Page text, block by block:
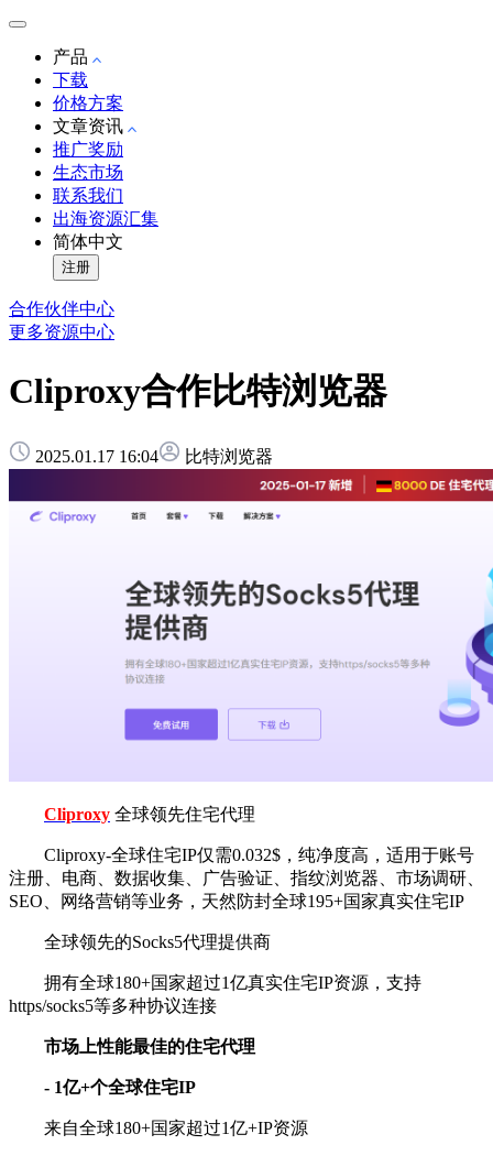
产品
下载
价格方案
文章资讯
推广奖励
生态市场
联系我们
出海资源汇集
简体中文
注册
合作伙伴中心
更多资源中心
Cliproxy合作比特浏览器
2025.01.17 16:04 比特浏览器
Cliproxy 全球领先住宅代理
Cliproxy-全球住宅IP仅需0.032$，纯净度高，适用于账号
注册、电商、数据收集、广告验证、指纹浏览器、市场调研、
SEO、网络营销等业务，天然防封全球195+国家真实住宅IP
全球领先的Socks5代理提供商
拥有全球180+国家超过1亿真实住宅IP资源，支持
https/socks5等多种协议连接
市场上性能最佳的住宅代理
- 1亿+个全球住宅IP
来自全球180+国家超过1亿+IP资源